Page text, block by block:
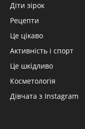
Діти зірок
Рецепти
Це цікаво
Активність і спорт
Це шкідливо
Косметологія
Дівчата з Instagram